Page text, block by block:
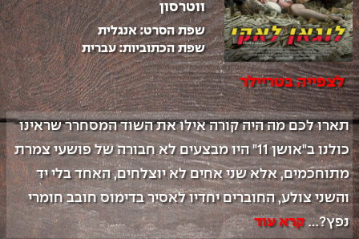
ווטרסון
שפת הסרט:אנגלית
שפת הכתוביות:עברית
לצפייה בטריילר
תארו לכם מה היה קורה אילו את השוד המסחרר שראינו
מתוחכמים, אלא שני אחים לא יוצלחים, האחד בלי יד
נפץ?... קרא עוד